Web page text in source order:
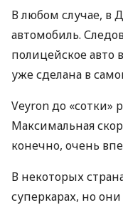
В любом случае, в
автомобиль.
полицейское авто
уже сделана в
Veyron до «сотки»
Максимальная
конечно, очень
В некоторых
суперкарах, но